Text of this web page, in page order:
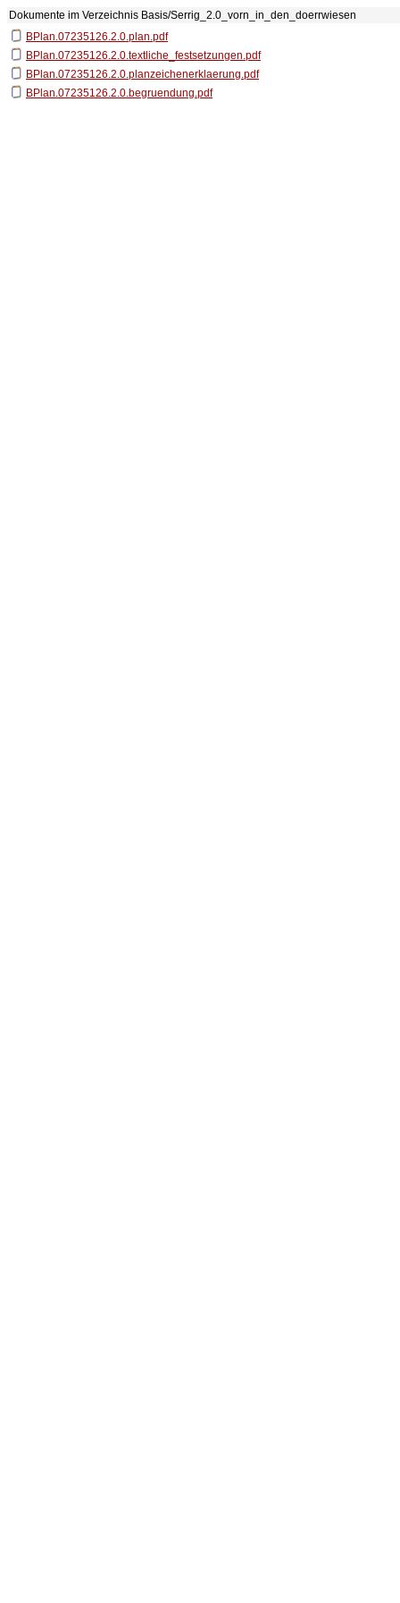
Dokumente im Verzeichnis Basis/Serrig_2.0_vorn_in_den_doerrwiesen
BPlan.07235126.2.0.plan.pdf
BPlan.07235126.2.0.textliche_festsetzungen.pdf
BPlan.07235126.2.0.planzeichenerklaerung.pdf
BPlan.07235126.2.0.begruendung.pdf